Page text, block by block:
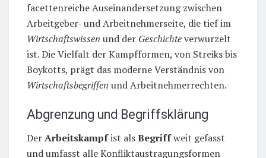
facettenreiche Auseinandersetzung zwischen
Arbeitgeber- und Arbeitnehmerseite, die tief im
Wirtschaftswissen und der Geschichteverwurzelt
ist. Die Vielfalt der Kampfformen, von Streiks bis
Boykotts, prägt das moderne Verständnis von
Wirtschaftsbegriffen und Arbeitnehmerrechten.
Abgrenzung und Begriffsklärung
DerArbeitskampfist alsBegriffweit gefasst
und umfasst alle Konfliktaustragungsformen